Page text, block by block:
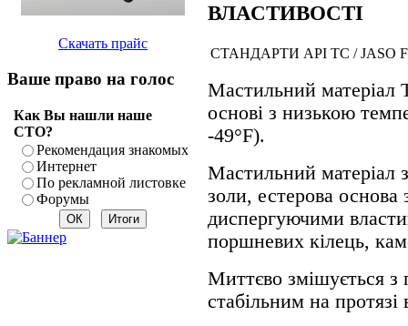
Скачать прайс
Ваше право на голос
Как Вы нашли наше
СТО?
Рекомендация знакомых
Интернет
По рекламной листовке
Форумы
ВЛАСТИВОСТІ
СТАНДАРТИ API TC / JASO
Мастильний матеріал
основі з низькою
-49°F).
Мастильний матеріал
золи, естерова
диспергуючими
поршневих кілець,
Миттєво змішується з
стабільним на